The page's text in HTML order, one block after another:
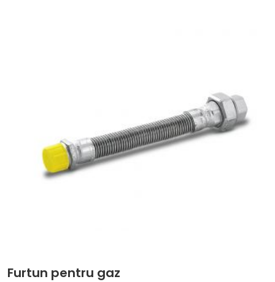
Furtun pentru gaz